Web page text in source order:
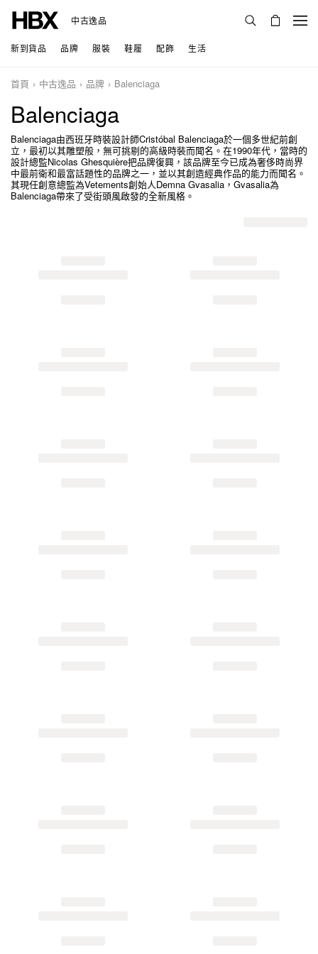
中古逸品
新到貨品 品牌 服裝 鞋履 配飾 生活
首頁 中古逸品 品牌 Balenciaga
Balenciaga
Balenciaga由西班牙時裝設計師Cristóbal Balenciaga於一個多世紀前創
立，最初以其雕塑般，無可挑剔的高級時裝而聞名。在1990年代，當時的
設計總監Nicolas Ghesquière把品牌復興，該品牌至今已成為奢侈時尚界
中最前衛和最富話題性的品牌之一，並以其創造經典作品的能力而聞名。
其現任創意總監為Vetements創始人Demna Gvasalia，Gvasalia為
Balenciaga帶來了受街頭風啟發的全新風格。